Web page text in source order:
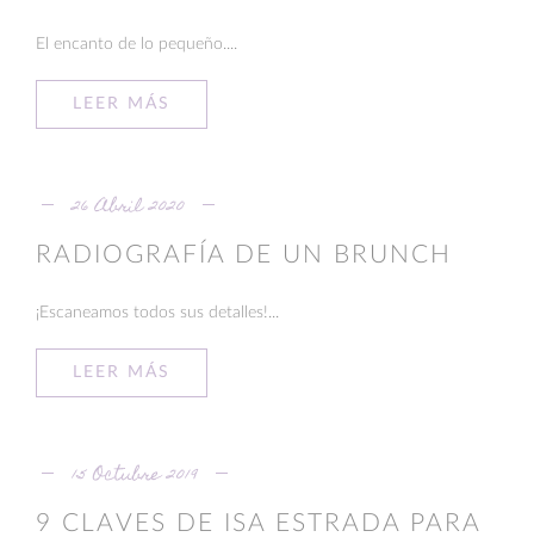
El encanto de lo pequeño....
LEER MÁS
26 Abril 2020
RADIOGRAFÍA DE UN BRUNCH
¡Escaneamos todos sus detalles!...
LEER MÁS
15 Octubre 2019
9 CLAVES DE ISA ESTRADA PARA